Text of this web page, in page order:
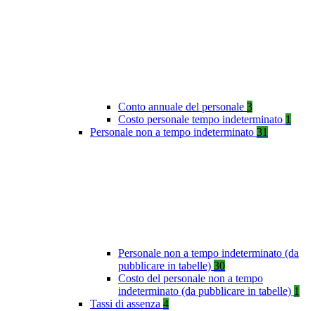
Conto annuale del personale 3
Costo personale tempo indeterminato 1
Personale non a tempo indeterminato 31
Personale non a tempo indeterminato (da
pubblicare in tabelle) 30
Costo del personale non a tempo
indeterminato (da pubblicare in tabelle) 1
Tassi di assenza 4